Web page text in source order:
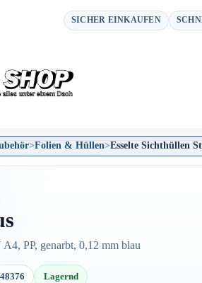
SICHER EINKAUFEN
>Folien & Hüllen>Esselte Sichthüllen
PP, genarbt, 0,12 mm blau
Lagernd